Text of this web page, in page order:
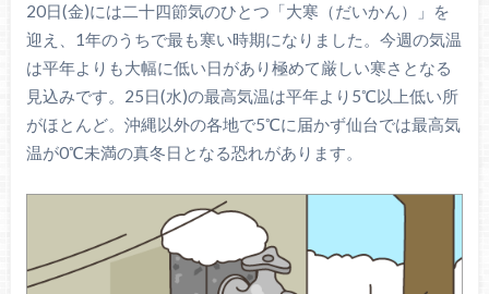
20日(金)には二十四節気のひとつ「大寒（だいかん）」を
迎え、1年のうちで最も寒い時期になりました。今週の気温
は平年よりも大幅に低い日があり極めて厳しい寒さとなる
見込みです。25日(水)の最高気温は平年より5℃以上低い所
がほとんど。沖縄以外の各地で5℃に届かず仙台では最高気
温が0℃未満の真冬日となる恐れがあります。